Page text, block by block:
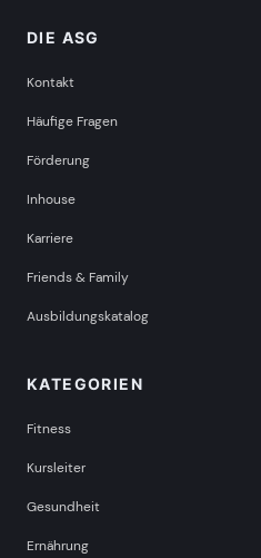
DIE ASG
Kontakt
Häufige Fragen
Förderung
Inhouse
Karriere
Friends & Family
Ausbildungskatalog
KATEGORIEN
Fitness
Kursleiter
Gesundheit
Ernährung